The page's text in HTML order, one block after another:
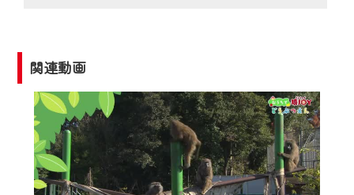
関連動画
ビス向上のため、
一部コンテンツを除き、
CCNetサービスへの加入と『CCNetマイ
ページ※』へのログインが必要となりま
す。
何卒、ご理解ご了承の程よろしくお願い